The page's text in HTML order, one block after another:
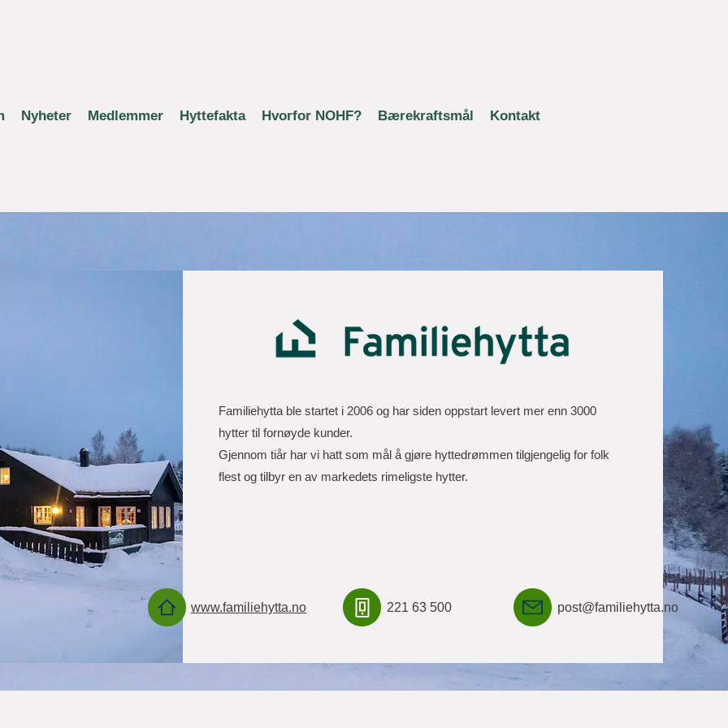
Nyheter Medlemmer Hyttefakta Hvorfor NOHF? Bærekraftsmål Kontakt
Familiehytta ble startet i 2006 og har siden oppstart levert mer enn 3000
hytter til fornøyde kunder.
Gjennom tiår har vi hatt som mål å gjøre hyttedrømmen tilgjengelig for folk
flest og tilbyr en av markedets rimeligste hytter.
www.familiehytta.no 221 63 500 post@familiehytta.no